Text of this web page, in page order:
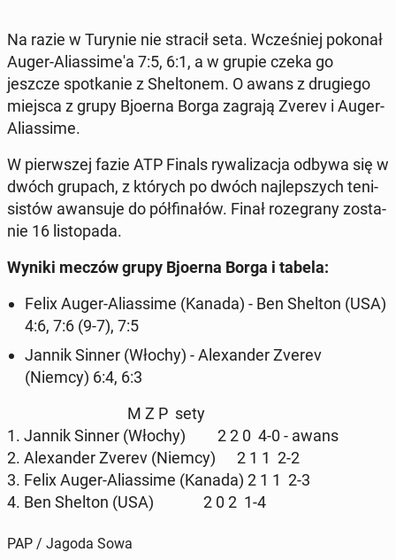
Na razie w Turynie nie stracił seta. Wcze­śniej pokonał
Auger-Alias­si­me­'a 7:5, 6:1, a w grupie czeka go
jeszcze spo­tka­nie z Shel­to­nem. O awans z dru­gie­go
miejsca z grupy Bjoerna Borga zagrają Zverev i Auger-
Alias­si­me.
W pierw­szej fazie ATP Finals ry­wa­li­za­cja odbywa się w
dwóch grupach, z których po dwóch naj­lep­szych te­ni­
si­stów awan­su­je do pół­fi­na­łów. Finał ro­ze­gra­ny zo­sta­
nie 16 li­sto­pa­da.
Wyniki meczów grupy Bjoerna Borga i tabela:
Felix Auger-Alias­si­me (Kanada) - Ben Shelton (USA)
4:6, 7:6 (9-7), 7:5
Jannik Sinner (Włochy) - Ale­xan­der Zverev
(Niemcy) 6:4, 6:3
M Z P sety
1. Jannik Sinner (Włochy) 2 2 0 4-0 - awans
2. Ale­xan­der Zverev (Niemcy) 2 1 1 2-2
3. Felix Auger-Alias­si­me (Kanada) 2 1 1 2-3
4. Ben Shelton (USA) 2 0 2 1-4
PAP / Jagoda Sowa